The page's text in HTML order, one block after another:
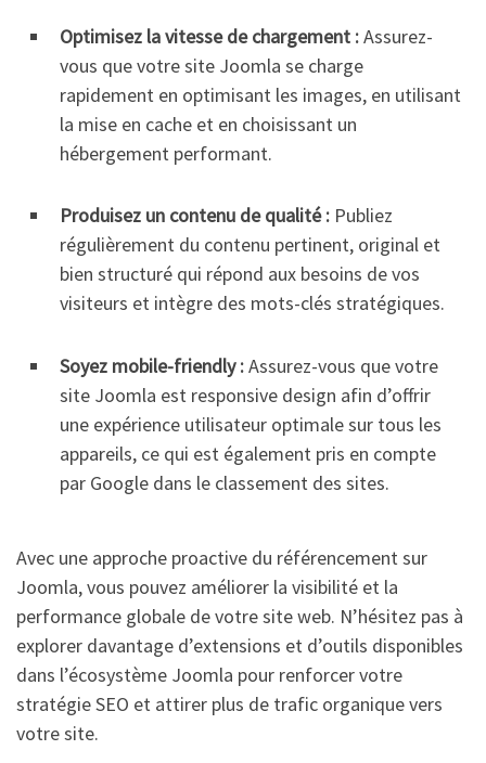
Optimisez la vitesse de chargement :Assurez-
vous que votre site Joomla se charge
rapidement en optimisant les images, en utilisant
la mise en cache et en choisissant un
hébergement performant.
Produisez un contenu de qualité : Publiez
régulièrement du contenu pertinent, original et
bien structuré qui répond aux besoins de vos
visiteurs et intègre des mots-clés stratégiques.
Soyez mobile-friendly :Assurez-vous que votre
site Joomla est responsive design afin d’offrir
une expérience utilisateur optimale sur tous les
appareils, ce qui est également pris en compte
par Google dans le classement des sites.
Avec une approche proactive du référencement sur
Joomla, vous pouvez améliorer la visibilité et la
performance globale de votre site web. N’hésitez pas à
explorer davantage d’extensions et d’outils disponibles
dans l’écosystème Joomla pour renforcer votre
stratégie SEO et attirer plus de trafic organique vers
votre site.